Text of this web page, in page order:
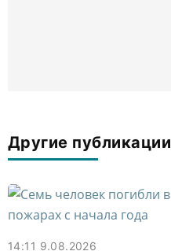
Другие публикации
14:11 9.08.2026